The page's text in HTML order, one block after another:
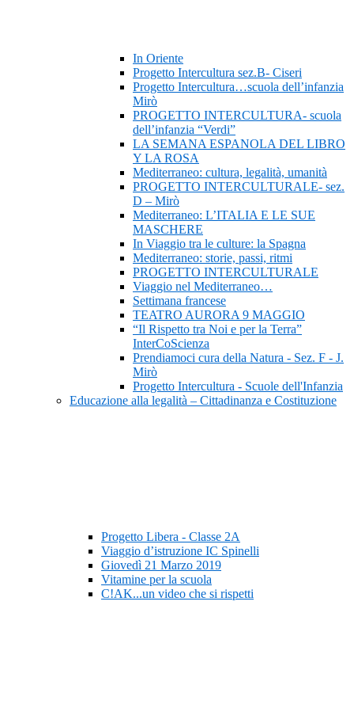
In Oriente
Progetto Intercultura sez.B- Ciseri
Progetto Intercultura…scuola dell’infanzia
Mirò
PROGETTO INTERCULTURA- scuola
dell’infanzia “Verdi”
LA SEMANA ESPANOLA DEL LIBRO
Y LA ROSA
Mediterraneo: cultura, legalità, umanità
PROGETTO INTERCULTURALE- sez.
D – Mirò
Mediterraneo: L’ITALIA E LE SUE
MASCHERE
In Viaggio tra le culture: la Spagna
Mediterraneo: storie, passi, ritmi
PROGETTO INTERCULTURALE
Viaggio nel Mediterraneo…
Settimana francese
TEATRO AURORA 9 MAGGIO
“Il Rispetto tra Noi e per la Terra”
InterCoScienza
Prendiamoci cura della Natura - Sez. F - J.
Mirò
Progetto Intercultura - Scuole dell'Infanzia
Educazione alla legalità – Cittadinanza e Costituzione
Progetto Libera - Classe 2A
Viaggio d’istruzione IC Spinelli
Giovedì 21 Marzo 2019
Vitamine per la scuola
C!AK...un video che si rispetti